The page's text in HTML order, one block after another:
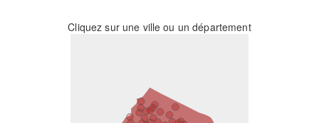
Cliquez sur une ville ou un département